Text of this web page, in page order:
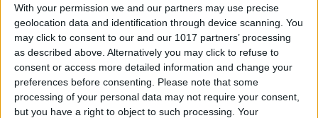
With your permission we and our partners may use precise
geolocation data and identification through device scanning. You
may click to consent to our and our 1017 partners’ processing
as described above. Alternatively you may click to refuse to
consent or access more detailed information and change your
preferences before consenting.
Please note that some
processing of your personal data may not require your consent,
but you have a right to object to such processing. Your
presenta como un menú degustación dinámico
que evoluciona a lo largo de la temporada. A
través de este viaje, el Chef Maimonte y la chef
Ficco ofrecen creaciones únicas y efímeras,
diseñadas para sorprender a los paladares más
exigentes.